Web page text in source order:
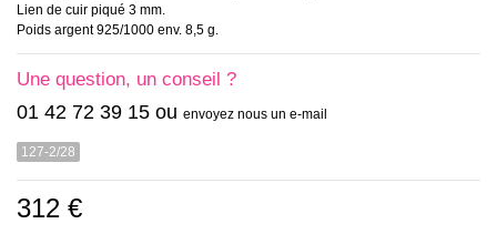
Lien de cuir piqué 3 mm.
Poids argent 925/1000 env. 8,5 g.
Une question, un conseil ?
01 42 72 39 15 ou envoyez nous un e-mail
127-2/28
312 €